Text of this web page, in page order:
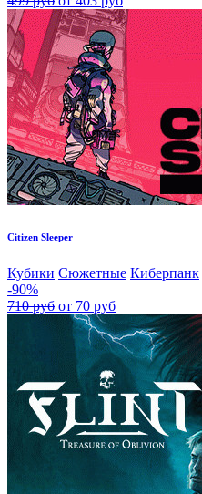
Citizen Sleeper
Кубики Сюжетные Киберпанк
-90%
710 руб от 70 руб